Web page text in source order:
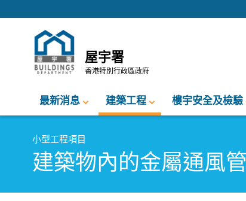
屋宇署
香港特別行政區政府
最新消息 建築工程 樓宇安全及檢驗
小型工程項目
建築物內的金屬通風